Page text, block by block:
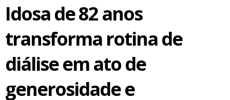
Idosa de 82 anos
transforma rotina de
diálise em ato de
generosidade e